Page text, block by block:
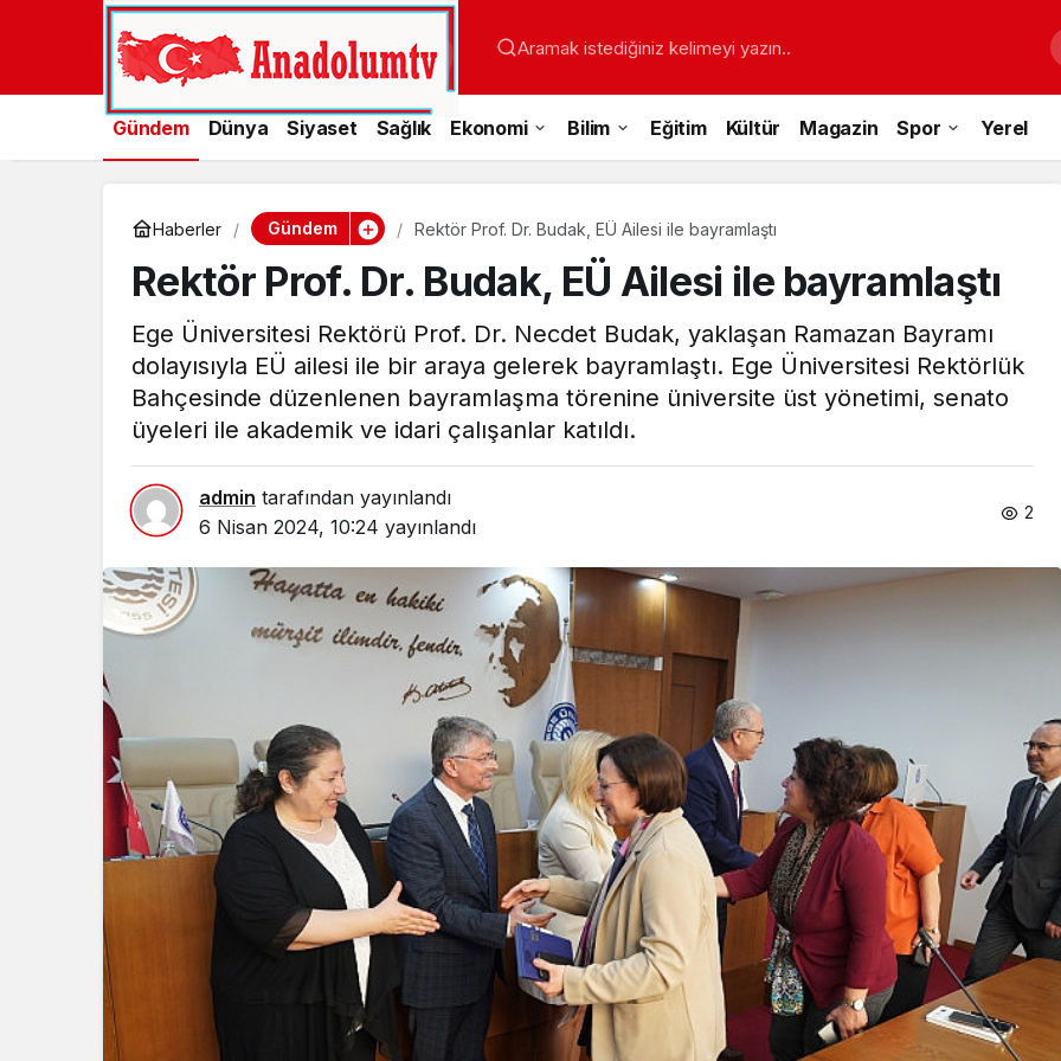
Aramak istediğiniz kelimeyi yazın..
Gündem Dünya Siyaset Sağlık Ekonomi Bilim Eğitim Kültür Magazin Spor Yerel
Haberler Gündem Rektör Prof. Dr. Budak, EÜ Ailesi ile bayramlaştı
Rektör Prof. Dr. Budak, EÜ Ailesi ile bayramlaştı
Ege Üniversitesi Rektörü Prof. Dr. Necdet Budak, yaklaşan Ramazan Bayramı
dolayısıyla EÜ ailesi ile bir araya gelerek bayramlaştı. Ege Üniversitesi Rektörlük
Bahçesinde düzenlenen bayramlaşma törenine üniversite üst yönetimi, senato
üyeleri ile akademik ve idari çalışanlar katıldı.
admin tarafından yayınlandı
6 Nisan 2024, 10:24 yayınlandı
2
Spor
Türkiye’nin En Uzun
Maratonu Başladı
Ekonomi
Tarım ve Gıdada Akıllı